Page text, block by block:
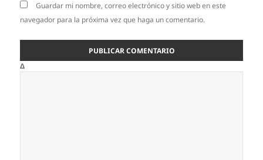
Guardar mi nombre, correo electrónico y sitio web en este
navegador para la próxima vez que haga un comentario.
Δ